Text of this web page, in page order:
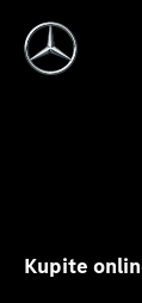
Kupite